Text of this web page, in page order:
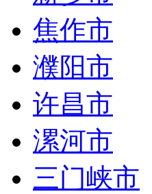
焦作市
濮阳市
许昌市
漯河市
三门峡市